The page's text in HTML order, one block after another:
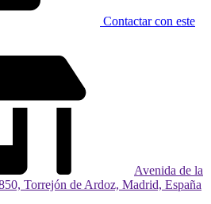
Contactar con este
Avenida de la
Torrejón de Ardoz, Madrid, España